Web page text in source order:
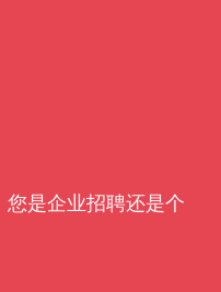
是企业招聘还是个